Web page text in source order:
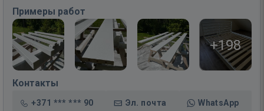
Примеры работ
+198
Контакты
+371 *** *** 90 Эл. почта WhatsApp